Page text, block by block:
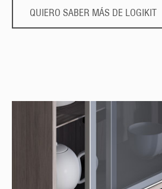
QUIERO SABER MÁS DE LOGIKIT